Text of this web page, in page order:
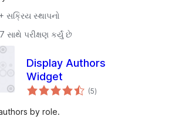
સક્રિય સ્થાપનો
સાથે પરીક્ષણ કર્યું છે
Display Authors
Widget
(5કુલ
રેટિંગ્સ
)
by role.